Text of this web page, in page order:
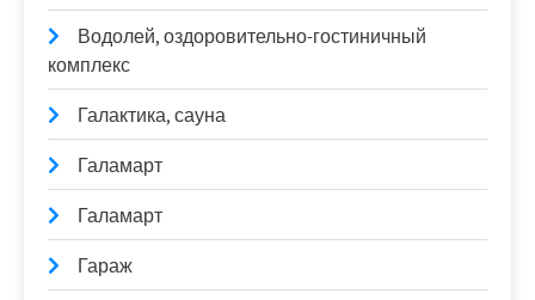
Водолей, оздоровительно-гостиничный
комплекс
Галактика, сауна
Галамарт
Галамарт
Гараж